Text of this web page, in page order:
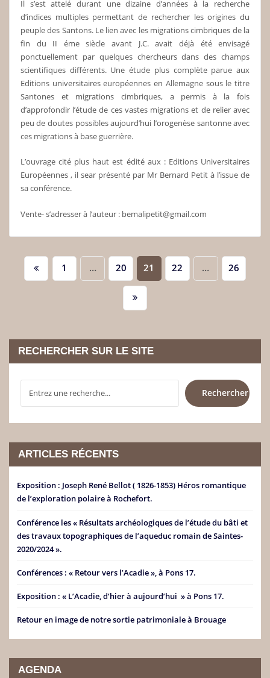
Il s’est attelé durant une dizaine d’années à la recherche
d’indices multiples permettant de rechercher les origines du
peuple des Santons. Le lien avec les migrations cimbriques de la
fin du II éme siècle avant J.C. avait déjà été envisagé
ponctuellement par quelques chercheurs dans des champs
scientifiques différents. Une étude plus complète parue aux
Editions universitaires européennes en Allemagne sous le titre
Santones et migrations cimbriques, a permis à la fois
d’approfondir l’étude de ces vastes migrations et de relier avec
peu de doutes possibles aujourd’hui l’orogenèse santonne avec
ces migrations à base guerrière.
L’ouvrage cité plus haut est édité aux : Editions Universitaires
Européennes , il sear présenté par Mr Bernard Petit à l’issue de
sa conférence.
Vente- s’adresser à l’auteur : bemalipetit@gmail.com
Pagination
1 … 20 21 22 … 26
RECHERCHER SUR LE SITE
RECHERCHER
Rechercher
ARTICLES RÉCENTS
Exposition : Joseph René Bellot ( 1826-1853) Héros romantique
de l’exploration polaire à Rochefort.
Conférence les « Résultats archéologiques de l’étude du bâti et
des travaux topographiques de l’aqueduc romain de Saintes-
2020/2024 ».
Conférences : « Retour vers l’Acadie », à Pons 17.
Exposition : « L’Acadie, d’hier à aujourd’hui » à Pons 17.
Retour en image de notre sortie patrimoniale à Brouage
AGENDA